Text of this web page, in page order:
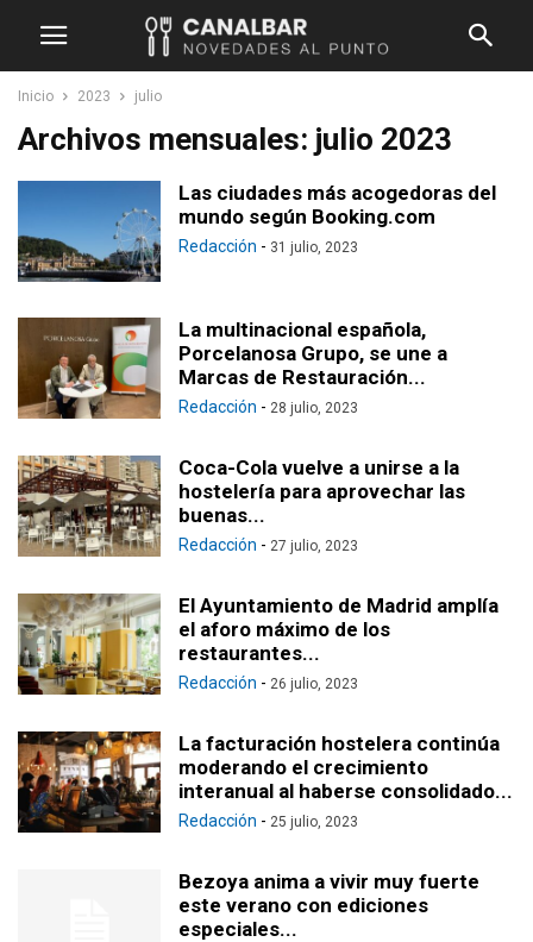
Inicio 2023 julio
Archivos mensuales: julio 2023
Las ciudades más acogedoras del
mundo según Booking.com
Redacción - 31 julio, 2023
La multinacional española,
Porcelanosa Grupo, se une a
Marcas de Restauración...
Redacción - 28 julio, 2023
Coca-Cola vuelve a unirse a la
hostelería para aprovechar las
buenas...
Redacción - 27 julio, 2023
El Ayuntamiento de Madrid amplía
el aforo máximo de los
restaurantes...
Redacción - 26 julio, 2023
La facturación hostelera continúa
moderando el crecimiento
interanual al haberse consolidado...
Redacción - 25 julio, 2023
Bezoya anima a vivir muy fuerte
este verano con ediciones
especiales...